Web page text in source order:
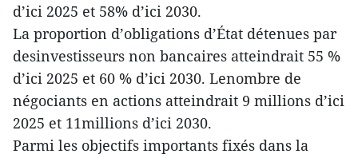
d’ici 2025 et 58% d’ici 2030.
La proportion d’obligations d’État détenues par
desinvestisseurs non bancaires atteindrait 55 %
d’ici 2025 et 60 % d’ici 2030. Lenombre de
négociants en actions atteindrait 9 millions d’ici
2025 et 11millions d’ici 2030.
Parmi les objectifs importants fixés dans la